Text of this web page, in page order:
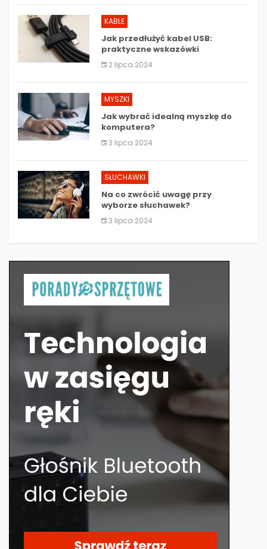
KABLE
Jak przedłużyć kabel USB:
praktyczne wskazówki
2 lipca 2024
MYSZKI
Jak wybrać idealną myszkę do
komputera?
3 lipca 2024
SŁUCHAWKI
Na co zwrócić uwagę przy
wyborze słuchawek?
3 lipca 2024